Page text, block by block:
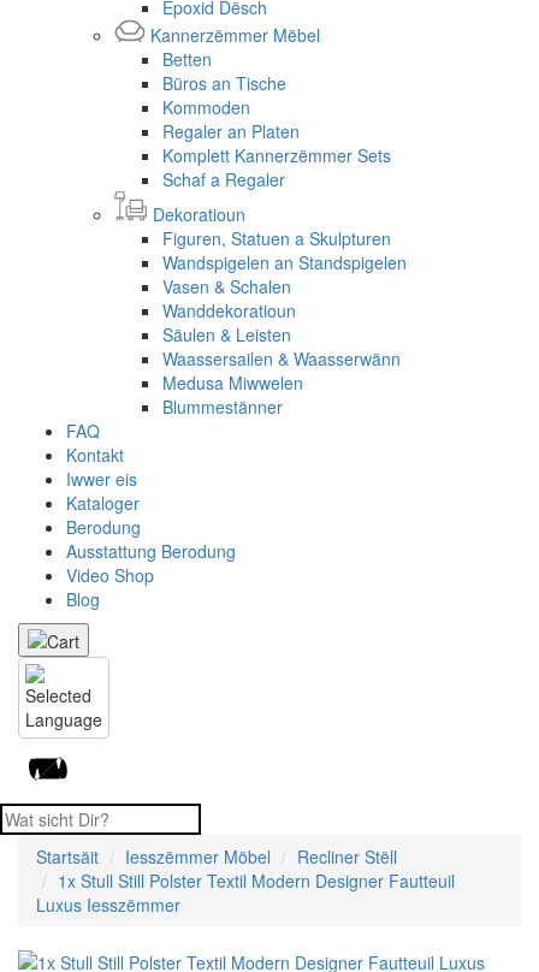
Epoxid Dësch
Kannerzëmmer Mëbel
Betten
Büros an Tische
Kommoden
Regaler an Platen
Komplett Kannerzëmmer Sets
Schaf a Regaler
Dekoratioun
Figuren, Statuen a Skulpturen
Wandspigelen an Standspigelen
Vasen & Schalen
Wanddekoratioun
Säulen & Leisten
Waassersailen & Waasserwänn
Medusa Miwwelen
Blummestänner
FAQ
Kontakt
Iwwer eis
Kataloger
Berodung
Ausstattung Berodung
Video Shop
Blog
Startsäit Iesszëmmer Möbel
Recliner Stëll
1x Stull Still Polster Textil Modern Designer Fautteuil
Luxus Iesszëmmer